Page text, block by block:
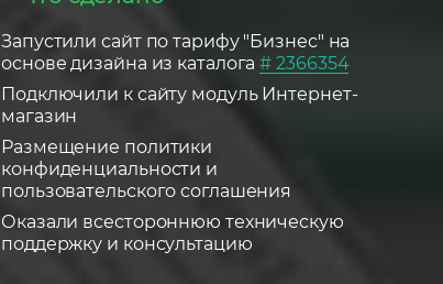
Запустили сайт по тарифу "Бизнес" на
основе дизайна из каталога# 2366354
Подключили к сайту модуль Интернет-
магазин
Размещение политики
конфиденциальности и
пользовательского соглашения
Оказали всестороннюю техническую
поддержку и консультацию